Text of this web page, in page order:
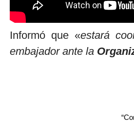
Informó que «estará
embajador ante la